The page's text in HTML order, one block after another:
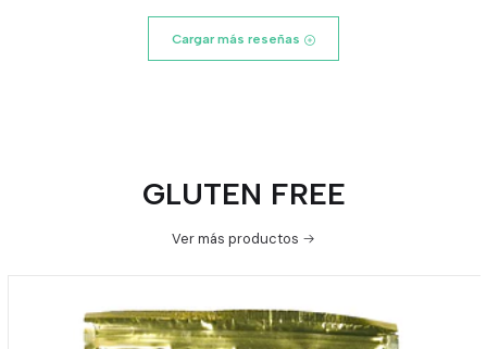
Cargar más reseñas
GLUTEN FREE
Ver más productos